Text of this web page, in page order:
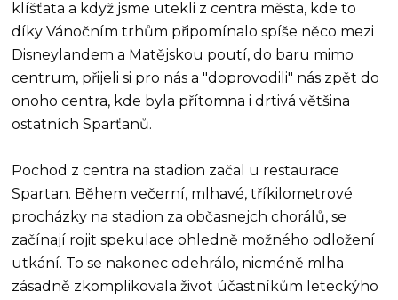
klíšťata a když jsme utekli z centra města, kde to
díky Vánočním trhům připomínalo spíše něco mezi
Disneylandem a Matějskou poutí, do baru mimo
centrum, přijeli si pro nás a "doprovodili" nás zpět do
onoho centra, kde byla přítomna i drtivá většina
ostatních Sparťanů.
Pochod z centra na stadion začal u restaurace
Spartan. Během večerní, mlhavé, tříkilometrové
procházky na stadion za občasnejch chorálů, se
začínají rojit spekulace ohledně možného odložení
utkání. To se nakonec odehrálo, nicméně mlha
zásadně zkomplikovala život účastníkům leteckýho